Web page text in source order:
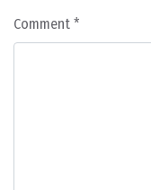
Comment *